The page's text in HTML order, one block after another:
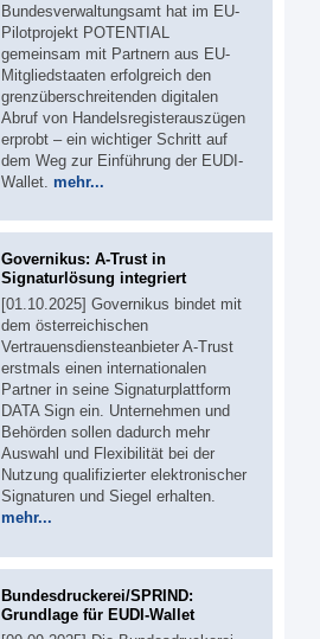
Bundesverwaltungsamt hat im EU-
Pilotprojekt POTENTIAL
gemeinsam mit Partnern aus EU-
Mitgliedstaaten erfolgreich den
grenzüberschreitenden digitalen
Abruf von Handelsregisterauszügen
erprobt – ein wichtiger Schritt auf
dem Weg zur Einführung der EUDI-
Wallet. mehr...
Governikus: A-Trust in
Signaturlösung integriert
[01.10.2025] Governikus bindet mit
dem österreichischen
Vertrauensdiensteanbieter A-Trust
erstmals einen internationalen
Partner in seine Signaturplattform
DATA Sign ein. Unternehmen und
Behörden sollen dadurch mehr
Auswahl und Flexibilität bei der
Nutzung qualifizierter elektronischer
Signaturen und Siegel erhalten.
mehr...
Bundesdruckerei/SPRIND:
Grundlage für EUDI-Wallet